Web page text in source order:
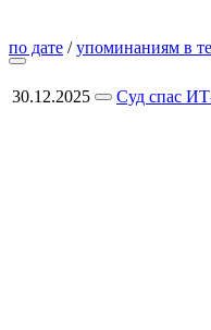
по дате /упоминаниям в
30.12.2025 Суд спас